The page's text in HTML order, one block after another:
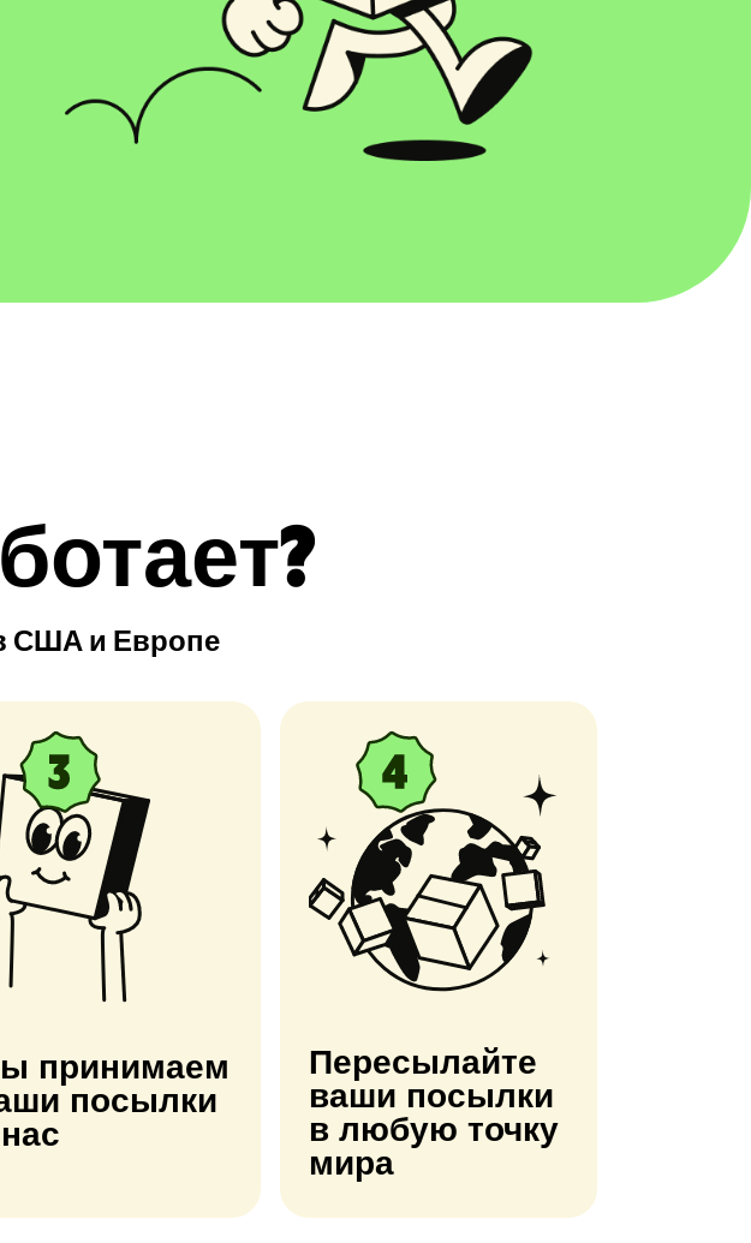
США и Европе
принимаем
посылки
Пересылайте
ваши посылки
в любую точку
мира